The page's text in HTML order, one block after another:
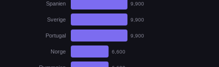
Spanien 9,900
Sverige 9,900
Portugal 9,900
Norge 6,600